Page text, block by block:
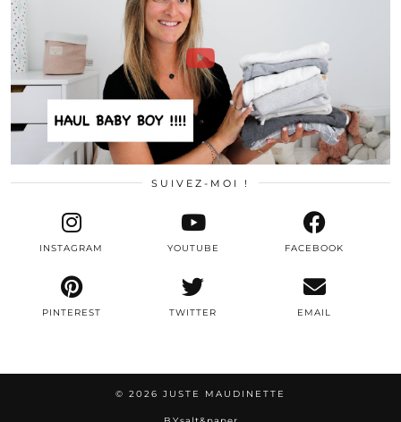
SUIVEZ-MOI !
TWITTER
INSTAGRAM FACEBOOK
PINTEREST
YOUTUBE
EMAIL
© 2026 JUSTE MAUDINETTE